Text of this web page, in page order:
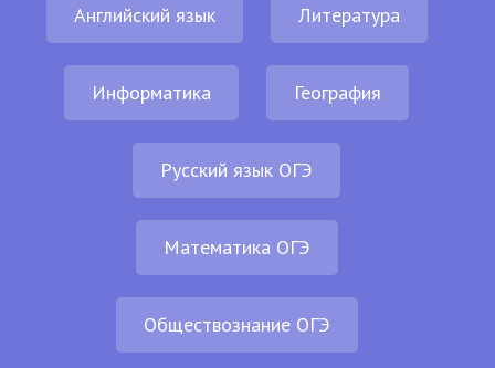
Английский язык Литература
Информатика География
Русский язык ОГЭ
Математика ОГЭ
Обществознание ОГЭ